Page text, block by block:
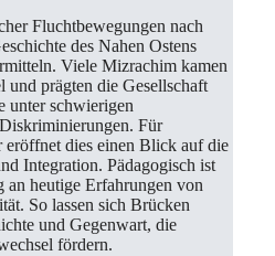
Fluchtbewegungen nach
des Nahen Ostens
Viele Mizrachim kamen
und prägten die Gesellschaft
unter schwierigen
Für
eröffnet dies einen Blick auf die
Integration. Pädagogisch ist
an heutige Erfahrungen von
So lassen sich Brücken
und Gegenwart, die
fördern.